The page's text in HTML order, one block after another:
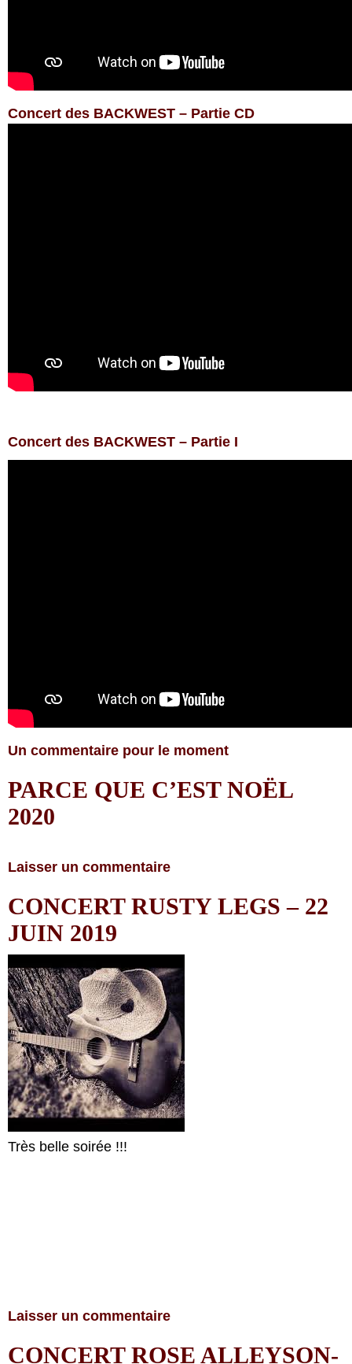
Concert des BACKWEST – Partie CD
Concert des BACKWEST – Partie I
Un commentaire pour le moment
PARCE QUE C’EST NOËL
2020
Laisser un commentaire
CONCERT RUSTY LEGS – 22
JUIN 2019
Très belle soirée !!!
Laisser un commentaire
CONCERT ROSE ALLEYSON-